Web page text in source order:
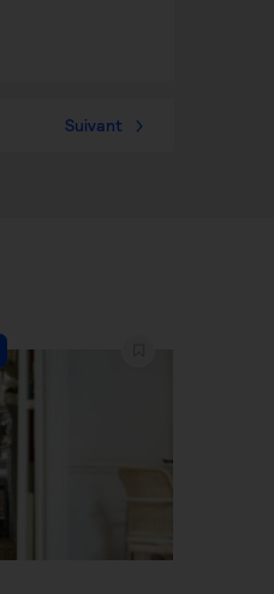
Suivant